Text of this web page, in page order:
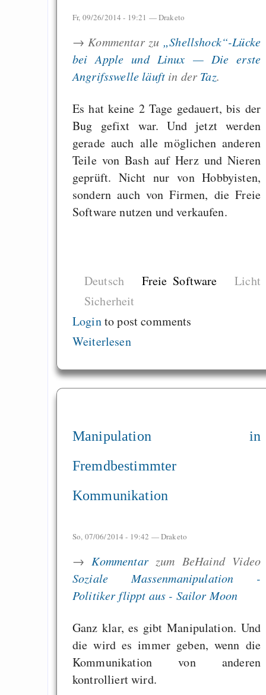
Fr, 09/26/2014 - 19:21 —Draketo
→ Kommentar zu „Shellshock“-Lücke
bei Apple und Linux — Die erste
Angrifsswelle läuft in der Taz.
Es hat keine 2 Tage gedauert, bis der
Bug gefixt war. Und jetzt werden
gerade auch alle möglichen anderen
Teile von Bash auf Herz und Nieren
geprüft. Nicht nur von Hobbyisten,
sondern auch von Firmen, die Freie
Software nutzen und verkaufen.
Deutsch Freie Software
Licht
Sicherheit
Loginto post comments
Weiterlesen
Manipulation in
Fremdbestimmter
Kommunikation
So, 07/06/2014 - 19:42 —Draketo
→Kommentarzum BeHaind Video
Soziale Massenmanipulation -
Politiker flippt aus - Sailor Moon
Ganz klar, es gibt Manipulation. Und
die wird es immer geben, wenn die
Kommunikation von anderen
kontrolliert wird.